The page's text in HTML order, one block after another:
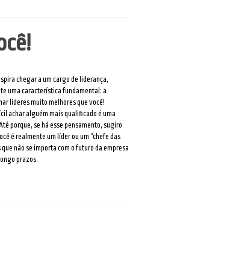
chegar a um cargo de liderança,
uma característica fundamental: a
líderes muito melhores que você!
achar alguém mais qualificado é uma
porque, se há esse pensamento, sugiro
é realmente um líder ou um “chefe das
não se importa com o futuro da empresa
prazos.